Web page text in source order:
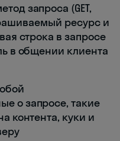
запроса (GET,
ресурс и
строка в запросе
в общении клиента
о запросе, такие
контента, куки и